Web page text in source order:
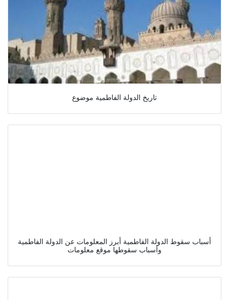
تاريخ الدولة الفاطمية موضوع
أسباب سقوط الدولة الفاطمية أبرز المعلومات عن الدولة الفاطمية
وأسباب سقوطها موقع معلومات